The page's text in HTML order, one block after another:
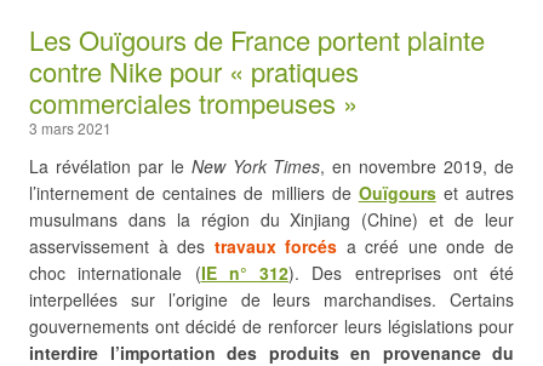
Les Ouïgours de France portent plainte
contre Nike pour « pratiques
commerciales trompeuses »
3 mars 2021
La révélation par le New York Times, en novembre 2019, de
l’internement de centaines de milliers de Ouïgourset autres
musulmans dans la région du Xinjiang (Chine) et de leur
asservissement à des travaux forcés a créé une onde de
choc internationale (IE n° 312). Des entreprises ont été
interpellées sur l’origine de leurs marchandises. Certains
gouvernements ont décidé de renforcer leurs législations pour
interdire l’importation des produits en provenance du